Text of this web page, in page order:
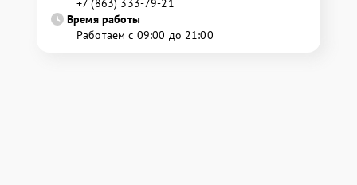
+7 (863) 333-79-21
Время работы
Работаем с 09:00 до 21:00